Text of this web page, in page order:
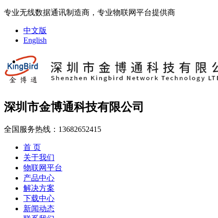
专业无线数据通讯制造商，专业物联网平台提供商
中文版
English
深圳市金博通科技有限公司
全国服务热线： 13682652415
首 页
关于我们
物联网平台
产品中心
解决方案
下载中心
新闻动态